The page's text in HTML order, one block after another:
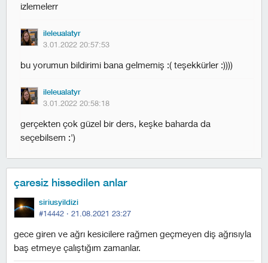
izlemelerr
ileleualatyr
3.01.2022 20:57:53
bu yorumun bildirimi bana gelmemiş :( teşekkürler :))))
ileleualatyr
3.01.2022 20:58:18
gerçekten çok güzel bir ders, keşke baharda da
seçebilsem :')
çaresiz hissedilen anlar
siriusyildizi
#14442 · 21.08.2021 23:27
gece giren ve ağrı kesicilere rağmen geçmeyen diş ağrısıyla
baş etmeye çalıştığım zamanlar.